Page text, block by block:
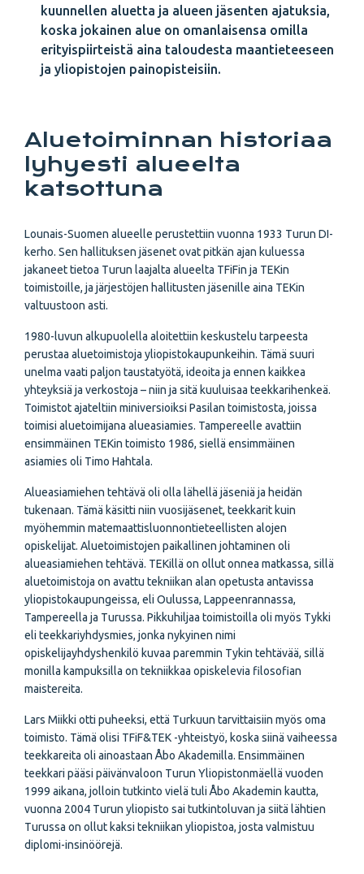
kuunnellen aluetta ja alueen jäsenten ajatuksia,
koska jokainen alue on omanlaisensa omilla
erityispiirteistä aina taloudesta maantieteeseen
ja yliopistojen painopisteisiin.
Aluetoiminnan historiaa
lyhyesti alueelta
katsottuna
Lounais-Suomen alueelle perustettiin vuonna 1933 Turun DI-
kerho. Sen hallituksen jäsenet ovat pitkän ajan kuluessa
jakaneet tietoa Turun laajalta alueelta TFiFin ja TEKin
toimistoille, ja järjestöjen hallitusten jäsenille aina TEKin
valtuustoon asti.
1980-luvun alkupuolella aloitettiin keskustelu tarpeesta
perustaa aluetoimistoja yliopistokaupunkeihin. Tämä suuri
unelma vaati paljon taustatyötä, ideoita ja ennen kaikkea
yhteyksiä ja verkostoja – niin ja sitä kuuluisaa teekkarihenkeä.
Toimistot ajateltiin miniversioiksi Pasilan toimistosta, joissa
toimisi aluetoimijana alueasiamies. Tampereelle avattiin
ensimmäinen TEKin toimisto 1986, siellä ensimmäinen
asiamies oli Timo Hahtala.
Alueasiamiehen tehtävä oli olla lähellä jäseniä ja heidän
tukenaan. Tämä käsitti niin vuosijäsenet, teekkarit kuin
myöhemmin matemaattisluonnontieteellisten alojen
opiskelijat. Aluetoimistojen paikallinen johtaminen oli
alueasiamiehen tehtävä. TEKillä on ollut onnea matkassa, sillä
aluetoimistoja on avattu tekniikan alan opetusta antavissa
yliopistokaupungeissa, eli Oulussa, Lappeenrannassa,
Tampereella ja Turussa. Pikkuhiljaa toimistoilla oli myös Tykki
eli teekkariyhdysmies, jonka nykyinen nimi
opiskelijayhdyshenkilö kuvaa paremmin Tykin tehtävää, sillä
monilla kampuksilla on tekniikkaa opiskelevia filosofian
maistereita.
Lars Miikki otti puheeksi, että Turkuun tarvittaisiin myös oma
toimisto. Tämä olisi TFiF&TEK -yhteistyö, koska siinä vaiheessa
teekkareita oli ainoastaan Åbo Akademilla. Ensimmäinen
teekkari pääsi päivänvaloon Turun Yliopistonmäellä vuoden
1999 aikana, jolloin tutkinto vielä tuli Åbo Akademin kautta,
vuonna 2004 Turun yliopisto sai tutkintoluvan ja siitä lähtien
Turussa on ollut kaksi tekniikan yliopistoa, josta valmistuu
diplomi-insinöörejä.